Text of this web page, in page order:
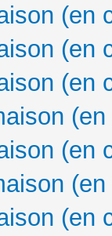
(en
(en
(en
(en
(en